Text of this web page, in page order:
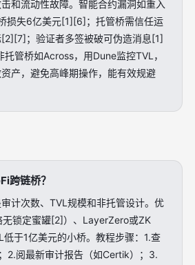
和流动性故障。智能合约漏洞如重入
损失6亿美元[1][6]；托管桥需信任运
；验证者多签被破可伪造消息[1]
管桥如Across，用Dune监控TVL，
产，避免高峰期操作，能有效规避
跨链桥？
计次数、TVL规模和非托管设计。优
锁定蜜罐[2]）、LayerZero或ZK
于1亿美元的小桥。教程步骤：1.查
2.阅最新审计报告（如Certik）；3.